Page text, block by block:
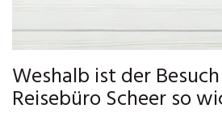
Weshalb ist der
Reisebüro Scheer so